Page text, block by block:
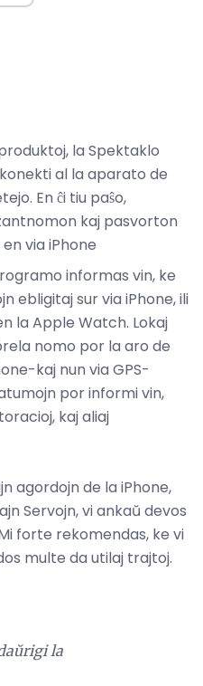
la Spektaklo
al la aparato de
En ĉi tiu paŝo,
kaj pasvorton
via iPhone
informas vin, ke
ebligitaj sur via iPhone, ili
la Apple Watch. Lokaj
nomo por la aro de
kaj nun via GPS-
por informi vin,
kaj aliaj
agordojn de la iPhone,
Servojn, vi ankaŭ devos
forte rekomendas, ke vi
multe da utilaj trajtoj.
la